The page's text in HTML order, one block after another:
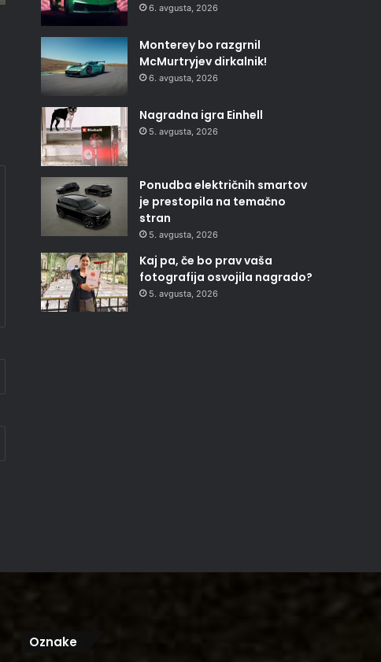
6. avgusta, 2026
Monterey bo razgrnil
McMurtryjev dirkalnik!
6. avgusta, 2026
Nagradna igra Einhell
5. avgusta, 2026
Ponudba električnih smartov
je prestopila na temačno
stran
5. avgusta, 2026
Kaj pa, če bo prav vaša
fotografija osvojila nagrado?
5. avgusta, 2026
Oznake